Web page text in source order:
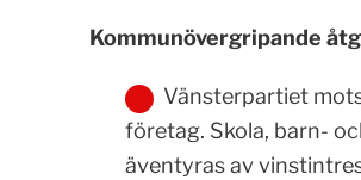
Kommunövergripande
Vänsterpartiet
företag. Skola, barn-
äventyras av